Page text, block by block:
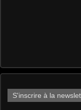
S'inscrire à la